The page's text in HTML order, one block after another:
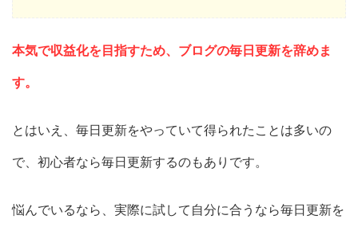
本気で収益化を目指すため、ブログの毎日更新を辞めま
す。
とはいえ、毎日更新をやっていて得られたことは多いの
で、初心者なら毎日更新するのもありです。
悩んでいるなら、実際に試して自分に合うなら毎日更新を